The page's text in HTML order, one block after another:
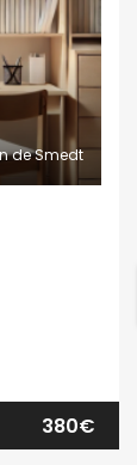
de Smedt
380€